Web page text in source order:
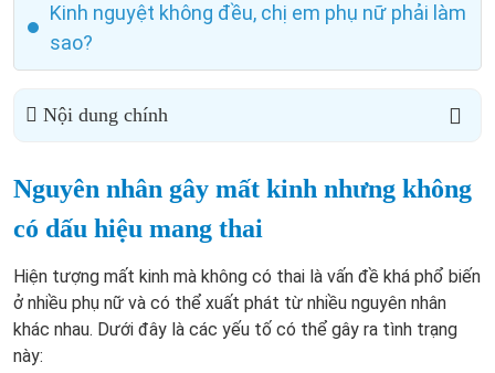
Kinh nguyệt không đều, chị em phụ nữ phải làm
sao?
Nội dung chính
Nguyên nhân gây mất kinh nhưng không
có dấu hiệu mang thai
Hiện tượng mất kinh mà không có thai là vấn đề khá phổ biến
ở nhiều phụ nữ và có thể xuất phát từ nhiều nguyên nhân
khác nhau. Dưới đây là các yếu tố có thể gây ra tình trạng
này: